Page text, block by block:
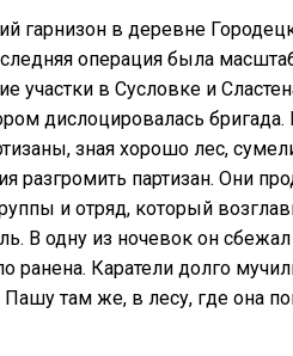
гарнизон в деревне
операция была
участки в Сусловке и
дислоцировалась
зная хорошо лес,
разгромить партизан. Они
и отряд, который
В одну из ночевок он сбежал
Каратели долго
там же, в лесу, где она